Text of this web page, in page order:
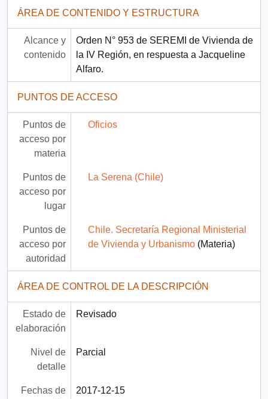
ÁREA DE CONTENIDO Y ESTRUCTURA
Alcance y
contenido
Orden N° 953 de SEREMI de Vivienda de
la IV Región, en respuesta a Jacqueline
Alfaro.
PUNTOS DE ACCESO
Puntos de
acceso por
materia
Oficios
Puntos de
acceso por
lugar
La Serena (Chile)
Puntos de
acceso por
autoridad
Chile. Secretaría Regional Ministerial
de Vivienda y Urbanismo(Materia)
ÁREA DE CONTROL DE LA DESCRIPCIÓN
Estado de
elaboración
Revisado
Nivel de
detalle
Parcial
Fechas de
2017-12-15